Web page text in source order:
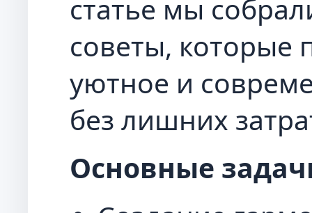
статье мы
советы, которые
уютное и
без лишних
Основные